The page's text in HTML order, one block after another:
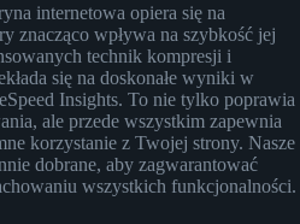
internetowa opiera się na
znacząco wpływa na szybkość jej
technik kompresji i
się na doskonałe wyniki w
Insights. To nie tylko poprawia
ale przede wszystkim zapewnia
korzystanie z Twojej strony. Nasze
dobrane, aby zagwarantować
wszystkich funkcjonalności.